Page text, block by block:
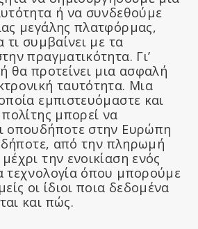
ή να συνδεθούμε
μεγάλης πλατφόρμας,
τι συμβαίνει με τα
πραγματικότητα. Γι’
θα προτείνει μια ασφαλή
ταυτότητα. Μια
εμπιστευόμαστε και
μπορεί να
οπουδήποτε στην Ευρώπη
από την πληρωμή
την ενοικίαση ενός
τεχνολογία όπου μπορούμε
οι ίδιοι ποια δεδομένα
και πώς.